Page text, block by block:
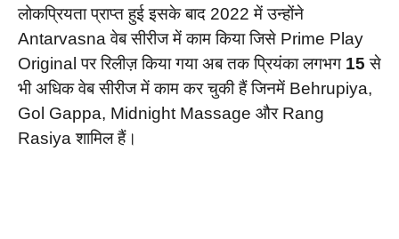
लोकप्रियता प्राप्त हुई इसके बाद 2022 में उन्होंने
Antarvasna वेब सीरीज में काम किया जिसे Prime Play
Original पर रिलीज़ किया गया अब तक प्रियंका लगभग 15 से
भी अधिक वेब सीरीज में काम कर चुकी हैं जिनमें Behrupiya,
Gol Gappa, Midnight Massage और Rang
Rasiya शामिल हैं।